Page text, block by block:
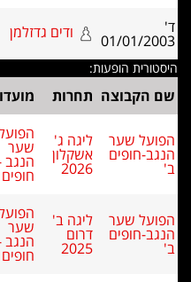
01/01/ ודים גדזלמן 0
הופעות:
הקבוצה תחרות מועדון
שער
חופים
ליגה ג'
אשקלון
הפועל
שער
הנגב -
חופים
18
שער
חופים
ליגה ב'
דרום
הפועל
שער
הנגב -
חופים
7